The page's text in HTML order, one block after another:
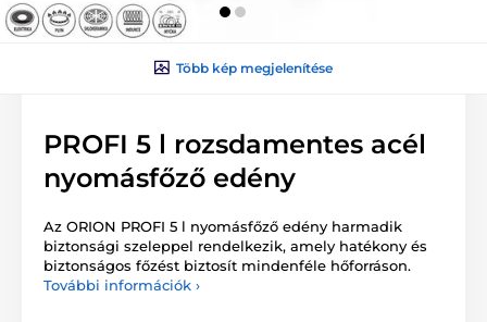
Több kép megjelenítése
PROFI 5 l rozsdamentes acél
nyomásfőző edény
Az ORION PROFI 5 l nyomásfőző edény harmadik
biztonsági szeleppel rendelkezik, amely hatékony és
biztonságos főzést biztosít mindenféle hőforráson.
További információk ›